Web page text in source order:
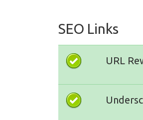
SEO Links
URL